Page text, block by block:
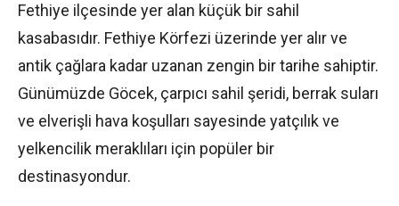
Fethiye ilçesinde yer alan küçük bir sahil
kasabasıdır. Fethiye Körfezi üzerinde yer alır ve
antik çağlara kadar uzanan zengin bir tarihe sahiptir.
Günümüzde Göcek, çarpıcı sahil şeridi, berrak suları
ve elverişli hava koşulları sayesinde yatçılık ve
yelkencilik meraklıları için popüler bir
destinasyondur.